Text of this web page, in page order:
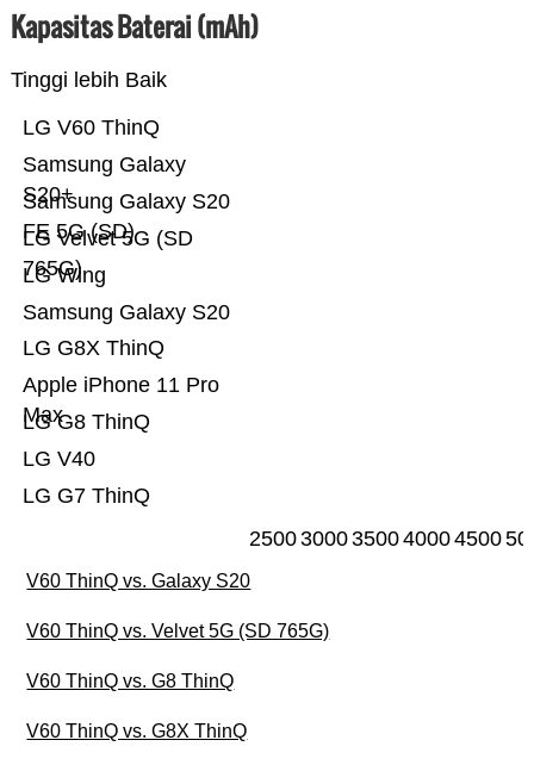
Kapasitas Baterai (mAh)
Tinggi lebih Baik
LG G7 ThinQ
LG V40
LG G8 ThinQ
Apple iPhone 11 Pro
Max
LG G8X ThinQ
Samsung Galaxy S20
LG Wing
LG Velvet 5G (SD
765G)
Samsung Galaxy S20
FE 5G (SD)
Samsung Galaxy
S20+
LG V60 ThinQ
25003000350040004500
V60 ThinQ vs. Galaxy S20
V60 ThinQ vs. Velvet 5G (SD 765G)
V60 ThinQ vs. G8 ThinQ
V60 ThinQ vs. G8X ThinQ